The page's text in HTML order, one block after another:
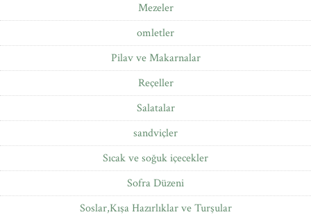
Mezeler
omletler
Pilav ve Makarnalar
Reçeller
Salatalar
sandviçler
Sıcak ve soğuk içecekler
Sofra Düzeni
Soslar,Kışa Hazırlıklar ve Turşular